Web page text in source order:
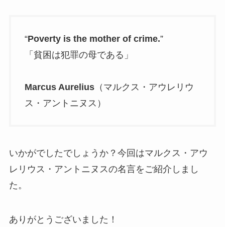
“Poverty is the mother of crime.”
「貧困は犯罪の母である」
Marcus Aurelius（マルクス・アウレリウ
ス・アントニヌス）
いかがでしたでしょうか？今回はマルクス・アウ
レリウス・アントニヌスの名言をご紹介しまし
た。
ありがとうございました！